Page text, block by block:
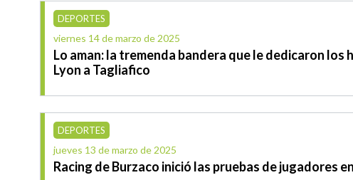
DEPORTES
viernes 14 de marzo de 2025
Lo aman: la tremenda bandera que le dedicaron los
Lyon a Tagliafico
DEPORTES
jueves 13 de marzo de 2025
Racing de Burzaco inició las pruebas de jugadores